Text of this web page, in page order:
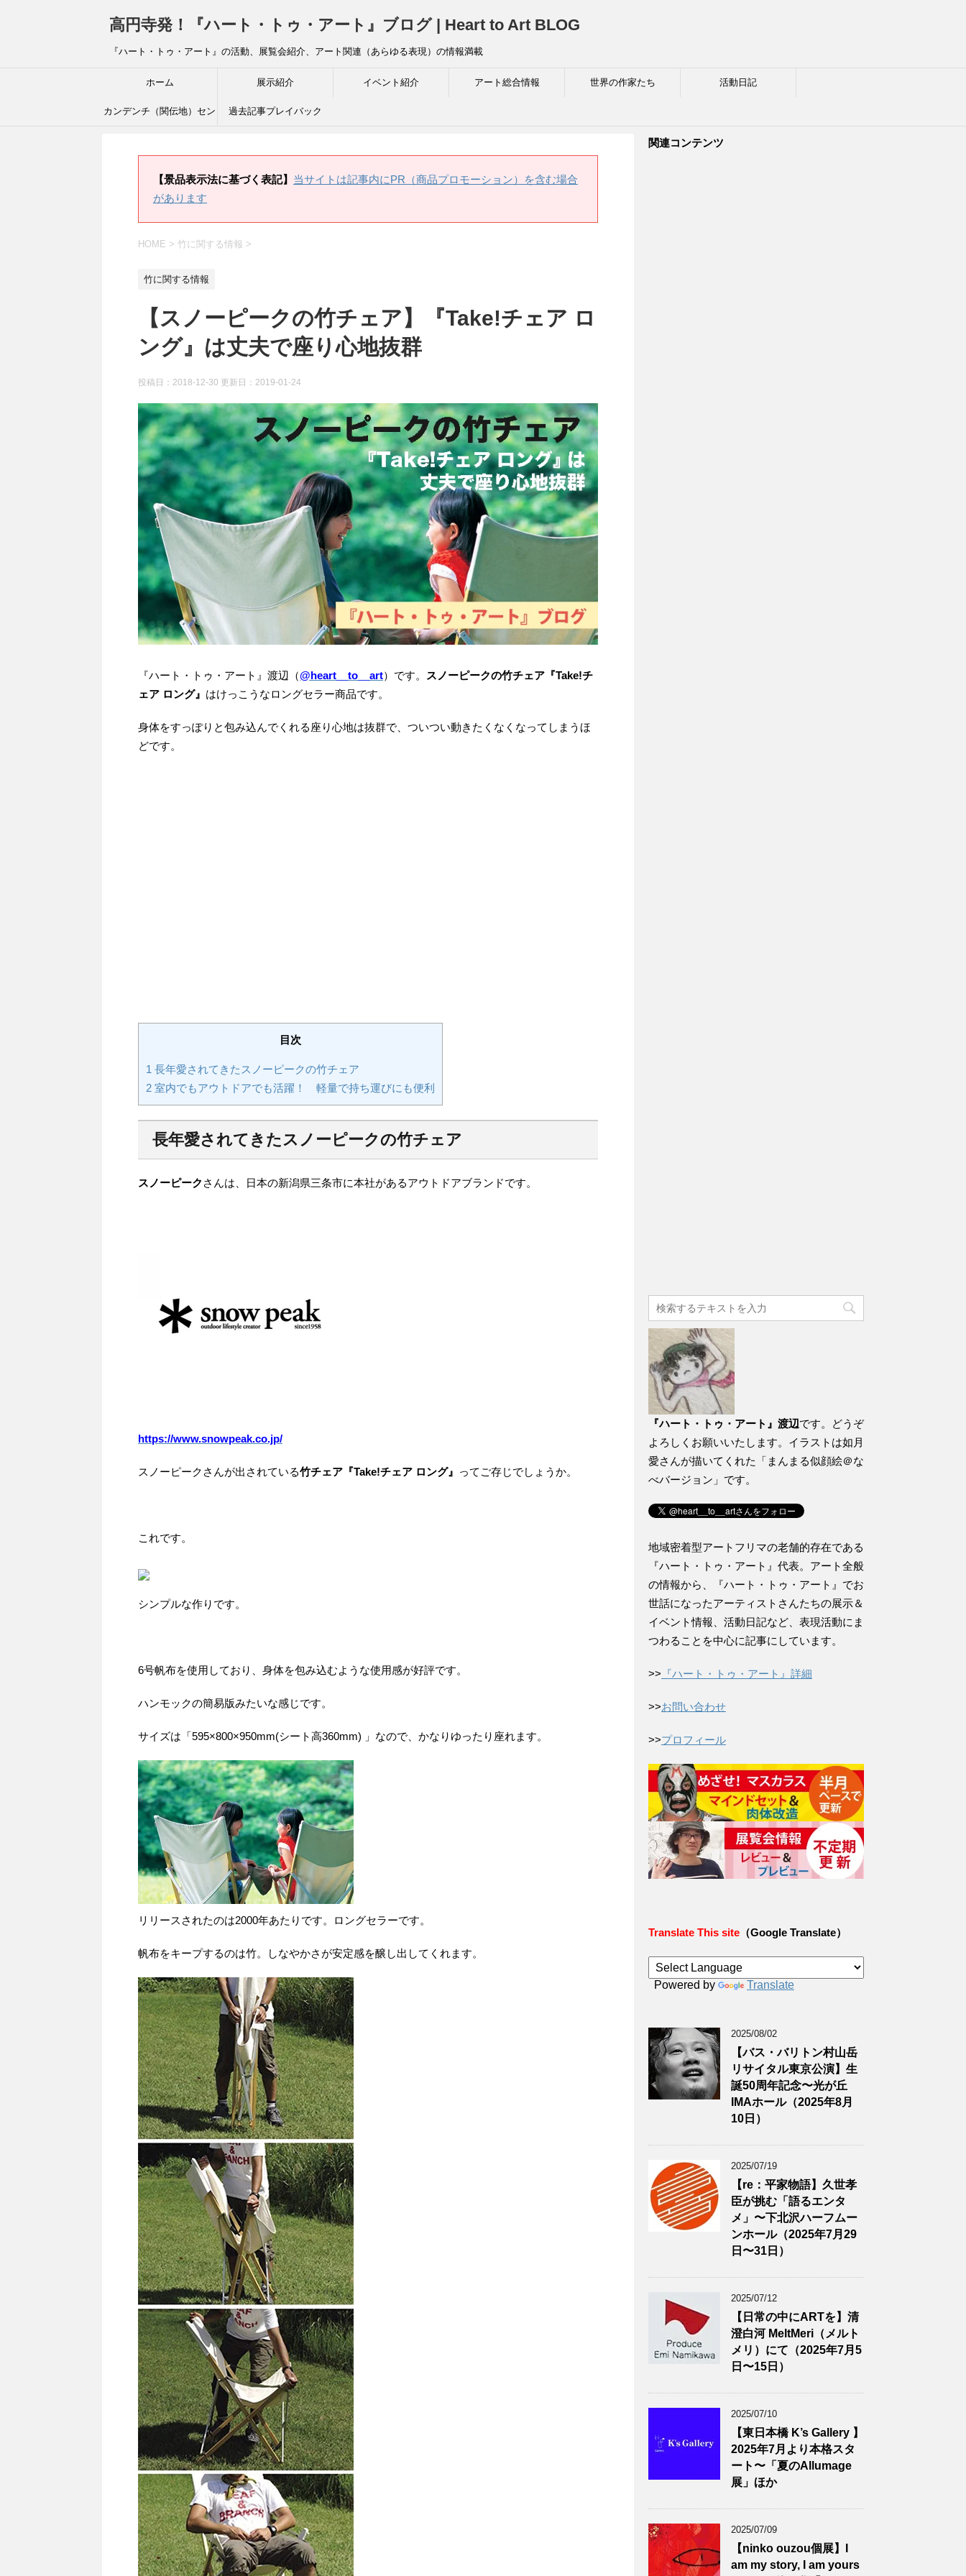
高円寺発！『ハート・トゥ・アート』ブログ | Heart to Art BLOG
『ハート・トゥ・アート』の活動、展覧会紹介、アート関連（あらゆる表現）の情報満載
ホーム 展示紹介 イベント紹介 アート総合情報 世界の作家たち 活動日記
カンデンチ（関伝地）セン 過去記事プレイバック
【景品表示法に基づく表記】 当サイトは記事内にPR（商品プロモーション）を含む場合
があります
HOME > 竹に関する情報 >
竹に関する情報
【スノーピークの竹チェア】『Take!チェア ロ
ング』は丈夫で座り心地抜群
投稿日：2018-12-30 更新日： 2019-01-24
『ハート・トゥ・アート』渡辺（@heart__to__art）です。
スノーピークの竹チェア『Take!チ
ェア ロング』 はけっこうなロングセラー商品です。
身体をすっぽりと包み込んでくれる座り心地は抜群で、ついつい動きたくなくなってしまうほ
どです。
目次
1 長年愛されてきたスノーピークの竹チェア
2 室内でもアウトドアでも活躍！ 軽量で持ち運びにも便利
長年愛されてきたスノーピークの竹チェア
スノーピーク さんは、日本の新潟県三条市に本社があるアウトドアブランドです。
https://www.snowpeak.co.jp/
スノーピークさんが出されている竹チェア『Take!チェア ロング』 ってご存じでしょうか。
これです。
シンプルな作りです。
6号帆布を使用しており、身体を包み込むような使用感が好評です。
ハンモックの簡易版みたいな感じです。
サイズは「595×800×950mm(シート高360mm) 」なので、かなりゆったり座れます。
リリースされたのは2000年あたりです。ロングセラーです。
帆布をキープするのは竹。しなやかさが安定感を醸し出してくれます。
関連コンテンツ
『ハート・トゥ・アート』渡辺です。どうぞ
よろしくお願いいたします。イラストは如月
愛さんが描いてくれた「まんまる似顔絵＠な
べバージョン」です。
地域密着型アートフリマの老舗的存在である
『ハート・トゥ・アート』代表。アート全般
の情報から、『ハート・トゥ・アート』でお
世話になったアーティストさんたちの展示＆
イベント情報、活動日記など、表現活動にま
つわることを中心に記事にしています。
>> 『ハート・トゥ・アート』詳細
>>お問い合わせ
>>プロフィール
Translate This site （Google Translate）
Powered by Translate
2025/08/02
【バス・バリトン村山岳
リサイタル東京公演】生
誕50周年記念〜光が丘
IMAホール（2025年8月
10日）
2025/07/19
【re：平家物語】久世孝
臣が挑む「語るエンタ
メ」〜下北沢ハーフムー
ンホール（2025年7月29
日〜31日）
2025/07/12
【日常の中にARTを】清
澄白河 MeltMeri（メルト
メリ）にて（2025年7月5
日〜15日）
2025/07/10
【東日本橋 K’s Gallery 】
2025年7月より本格スタ
ート〜「夏のAllumage
展」ほか
2025/07/09
【ninko ouzou個展】I
am my story, I am yours